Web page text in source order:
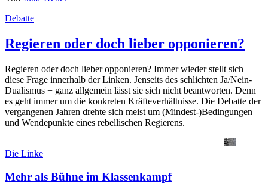
Debatte
Regieren oder doch lieber opponieren?
Regieren oder doch lieber opponieren? Immer wieder stellt sich
diese Frage innerhalb der Linken. Jenseits des schlichten Ja/Nein-
Dualismus − ganz allgemein lässt sie sich nicht beantworten. Denn
es geht immer um die konkreten Kräfteverhältnisse. Die Debatte der
vergangenen Jahren drehte sich meist um (Mindest-)Bedingungen
und Wendepunkte eines rebellischen Regierens.
Die Linke
Mehr als Bühne im Klassenkampf